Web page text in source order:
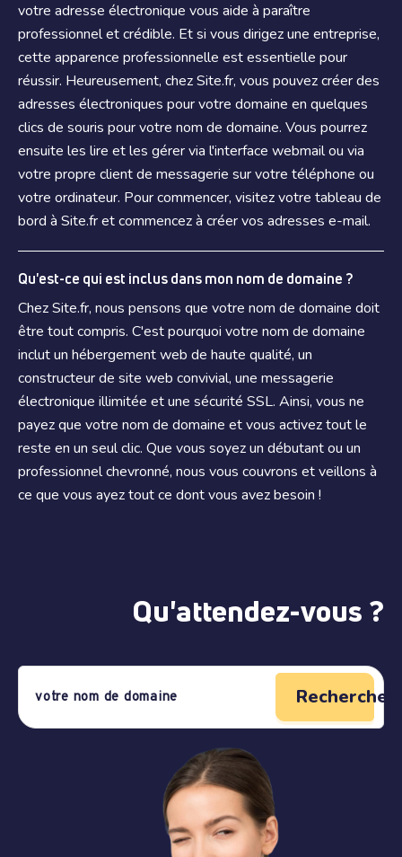
votre adresse électronique vous aide à paraître
professionnel et crédible. Et si vous dirigez une entreprise,
cette apparence professionnelle est essentielle pour
réussir. Heureusement, chez Site.fr, vous pouvez créer des
adresses électroniques pour votre domaine en quelques
clics de souris pour votre nom de domaine. Vous pourrez
ensuite les lire et les gérer via l'interface webmail ou via
votre propre client de messagerie sur votre téléphone ou
votre ordinateur. Pour commencer, visitez votre tableau de
bord à Site.fr et commencez à créer vos adresses e-mail.
Qu'est-ce qui est inclus dans mon nom de domaine ?
Chez Site.fr, nous pensons que votre nom de domaine doit
être tout compris. C'est pourquoi votre nom de domaine
inclut un hébergement web de haute qualité, un
constructeur de site web convivial, une messagerie
électronique illimitée et une sécurité SSL. Ainsi, vous ne
payez que votre nom de domaine et vous activez tout le
reste en un seul clic. Que vous soyez un débutant ou un
professionnel chevronné, nous vous couvrons et veillons à
ce que vous ayez tout ce dont vous avez besoin !
Qu'attendez-vous ?
Rechercher